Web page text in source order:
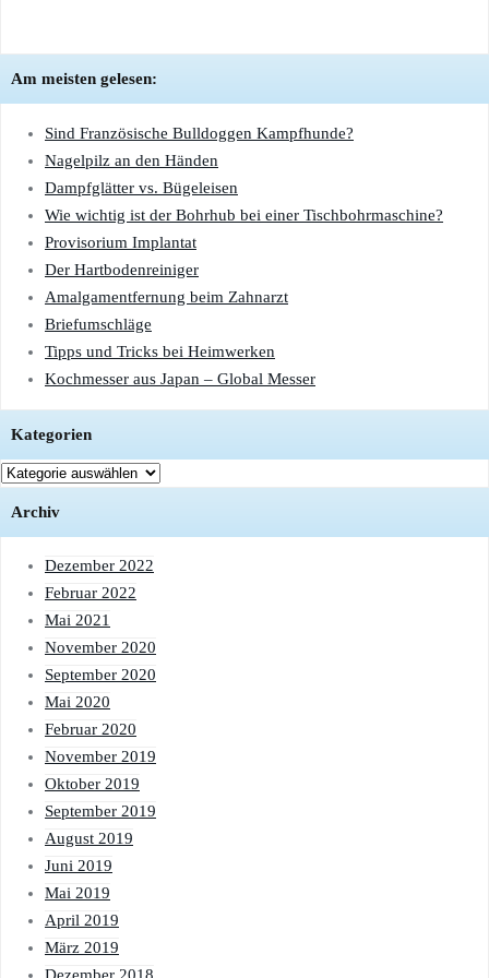
Am meisten gelesen:
Sind Französische Bulldoggen Kampfhunde?
Nagelpilz an den Händen
Dampfglätter vs. Bügeleisen
Wie wichtig ist der Bohrhub bei einer Tischbohrmaschine?
Provisorium Implantat
Der Hartbodenreiniger
Amalgamentfernung beim Zahnarzt
Briefumschläge
Tipps und Tricks bei Heimwerken
Kochmesser aus Japan – Global Messer
Kategorien
Kategorien
Archiv
Dezember 2022
Februar 2022
Mai 2021
November 2020
September 2020
Mai 2020
Februar 2020
November 2019
Oktober 2019
September 2019
August 2019
Juni 2019
Mai 2019
April 2019
März 2019